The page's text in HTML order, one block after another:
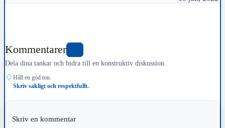
Kommentarer
Dela dina tankar och bidra till en konstruktiv diskussion.
♢ Håll en god ton.
Skriv sakligt och respektfullt.
Skriv en kommentar